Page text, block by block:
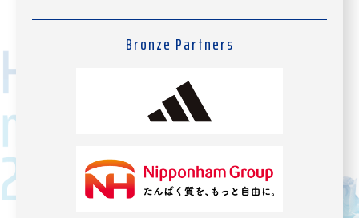
Bronze Partners